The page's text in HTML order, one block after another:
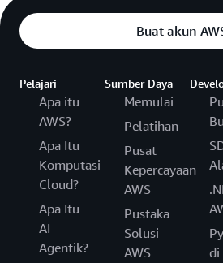
Buat akun
Pelajari
Apa itu
AWS?
Apa Itu
Komputasi
Cloud?
Apa Itu
AI
Agentik?
Sumber Daya
Memulai
Pelatihan
Pusat
Kepercayaan
AWS
Pustaka
Solusi
AWS
di